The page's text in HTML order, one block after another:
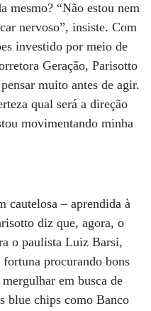
mesmo? “Não estou nem
nervoso”, insiste. Com
investido por meio de
Geração, Parisotto
muito antes de agir.
qual será a direção
movimentando minha
cautelosa – aprendida à
diz que, agora, o
o paulista Luiz Barsi,
procurando bons
em busca de
blue chips como Banco